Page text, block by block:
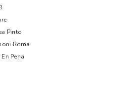
Pinto
Roma
Pena